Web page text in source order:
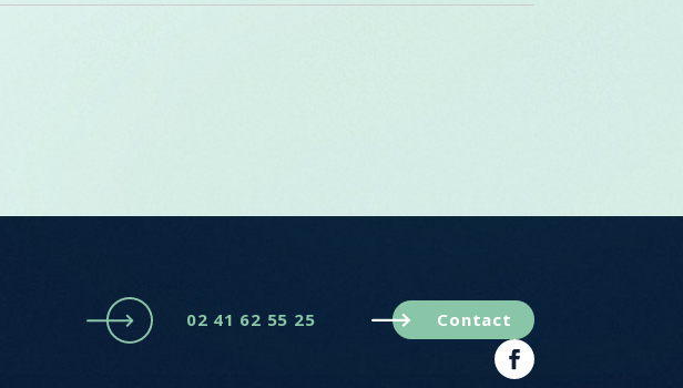
02 41 62 55 25 Contact